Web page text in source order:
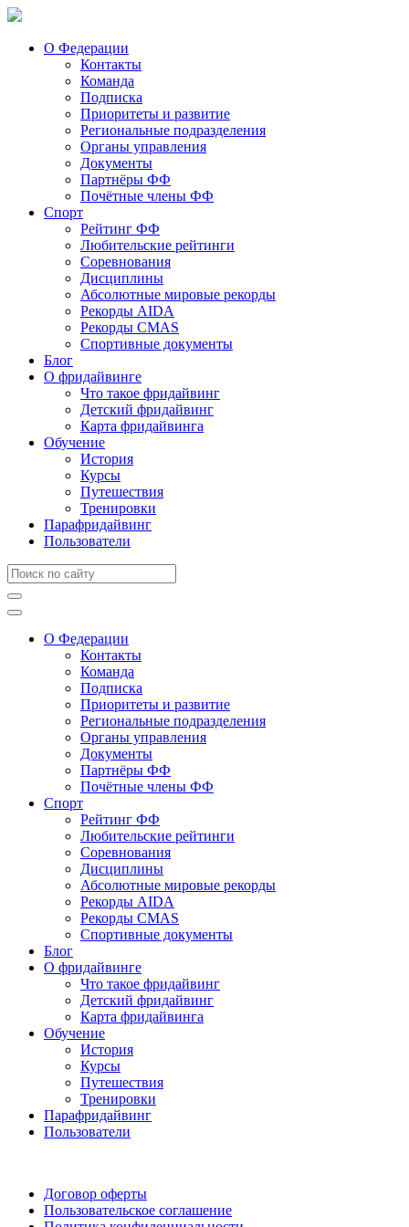
О Федерации
Контакты
Команда
Подписка
Приоритеты и развитие
Региональные подразделения
Органы управления
Документы
Партнёры ФФ
Почётные члены ФФ
Спорт
Рейтинг ФФ
Любительские рейтинги
Соревнования
Дисциплины
Абсолютные мировые рекорды
Рекорды AIDA
Рекорды CMAS
Спортивные документы
Блог
О фридайвинге
Что такое фридайвинг
Детский фридайвинг
Карта фридайвинга
Обучение
История
Курсы
Путешествия
Тренировки
Парафридайвинг
Пользователи
О Федерации
Контакты
Команда
Подписка
Приоритеты и развитие
Региональные подразделения
Органы управления
Документы
Партнёры ФФ
Почётные члены ФФ
Спорт
Рейтинг ФФ
Любительские рейтинги
Соревнования
Дисциплины
Абсолютные мировые рекорды
Рекорды AIDA
Рекорды CMAS
Спортивные документы
Блог
О фридайвинге
Что такое фридайвинг
Детский фридайвинг
Карта фридайвинга
Обучение
История
Курсы
Путешествия
Тренировки
Парафридайвинг
Пользователи
Договор оферты
Пользовательское соглашение